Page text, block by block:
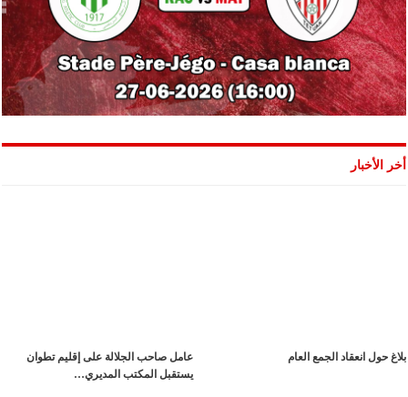
أخر الأخبار
بلاغ حول انعقاد الجمع العام
عامل صاحب الجلالة على إقليم تطوان
يستقبل المكتب المديري…